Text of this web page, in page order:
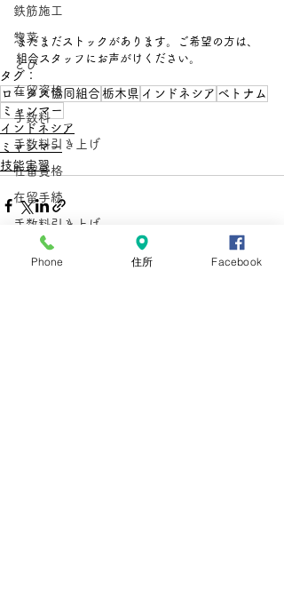
鉄筋施工
惣菜
とび
在留資格
手数料
手数料引き上げ
在留資格
在留手続
手数料引き上げ
栃木市
まだまだストックがあります。ご希望の方は、
組合スタッフにお声がけください。
タグ：
ロータス協同組合 栃木県 インドネシア ベトナム
ミャンマー
インドネシア
ミャンマー
技能実習
Phone 住所 Facebook